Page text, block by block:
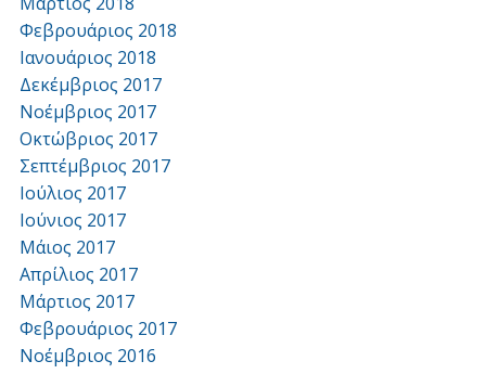
Φεβρουάριος 2018
Ιανουάριος 2018
Δεκέμβριος 2017
Νοέμβριος 2017
Οκτώβριος 2017
Σεπτέμβριος 2017
Ιούλιος 2017
Ιούνιος 2017
Μάιος 2017
Απρίλιος 2017
Μάρτιος 2017
Φεβρουάριος 2017
Νοέμβριος 2016